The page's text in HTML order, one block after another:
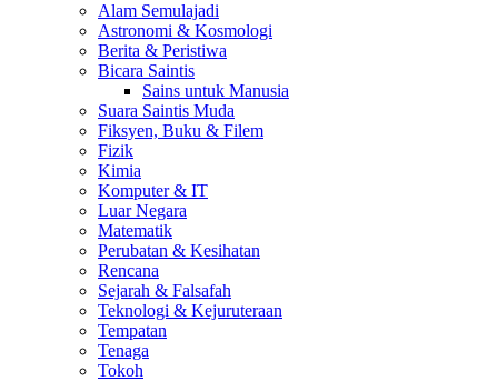
Alam Semulajadi
Astronomi & Kosmologi
Berita & Peristiwa
Bicara Saintis
Sains untuk Manusia
Suara Saintis Muda
Fiksyen, Buku & Filem
Fizik
Kimia
Komputer & IT
Luar Negara
Matematik
Perubatan & Kesihatan
Rencana
Sejarah & Falsafah
Teknologi & Kejuruteraan
Tempatan
Tenaga
Tokoh